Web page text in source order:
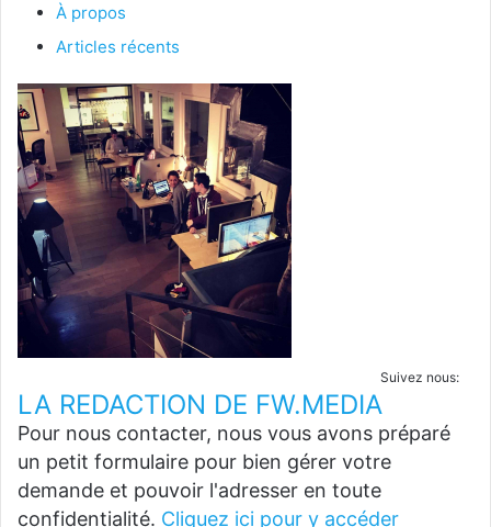
À propos
Articles récents
Suivez nous:
LA REDACTION DE FW.MEDIA
Pour nous contacter, nous vous avons préparé
un petit formulaire pour bien gérer votre
demande et pouvoir l'adresser en toute
confidentialité. Cliquez ici pour y accéder